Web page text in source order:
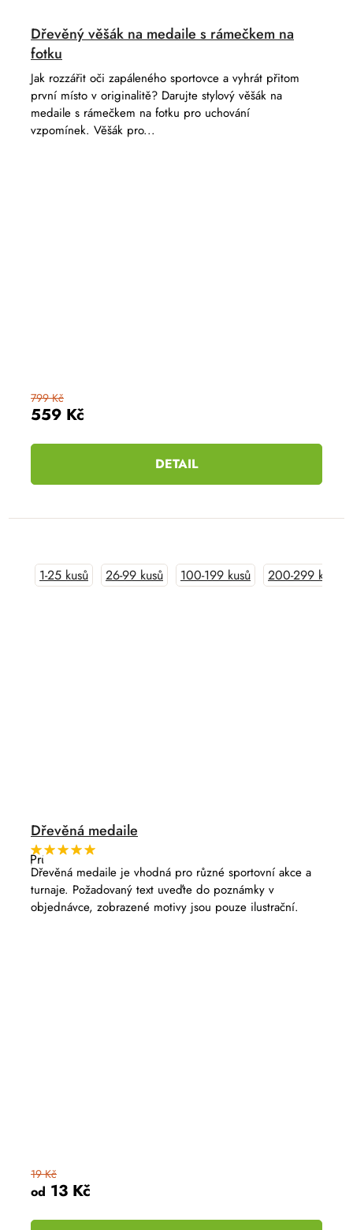
Dřevěný věšák na medaile s rámečkem na
fotku
559 Kč
799 Kč
DETAIL
Jak rozzářit oči zapáleného sportovce a vyhrát přitom
první místo v originalitě? Darujte stylový věšák na
medaile s rámečkem na fotku pro uchování
vzpomínek. Věšák pro...
Dřevěná medaile
Průměrné
hodnocení
produktu
je
5,0
z
od 13 Kč
19 Kč
Dřevěná medaile je vhodná pro různé sportovní akce a
turnaje. Požadovaný text uveďte do poznámky v
objednávce, zobrazené motivy jsou pouze ilustrační.
1-25 kusů 26-99 kusů 100-199 kusů 200-299 kusů